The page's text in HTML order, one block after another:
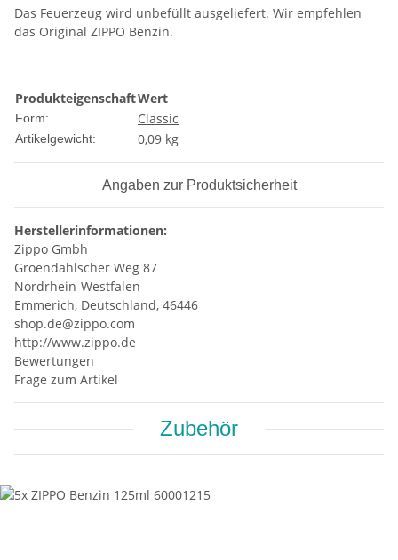
Das Feuerzeug wird unbefüllt ausgeliefert. Wir empfehlen
das Original ZIPPO Benzin.
ProdukteigenschaftWert
Form: Classic
Artikelgewicht: 0,09 kg
Angaben zur Produktsicherheit
Herstellerinformationen:
Zippo Gmbh
Groendahlscher Weg 87
Nordrhein-Westfalen
Emmerich, Deutschland, 46446
shop.de@zippo.com
http://www.zippo.de
Bewertungen
Frage zum Artikel
Zubehör